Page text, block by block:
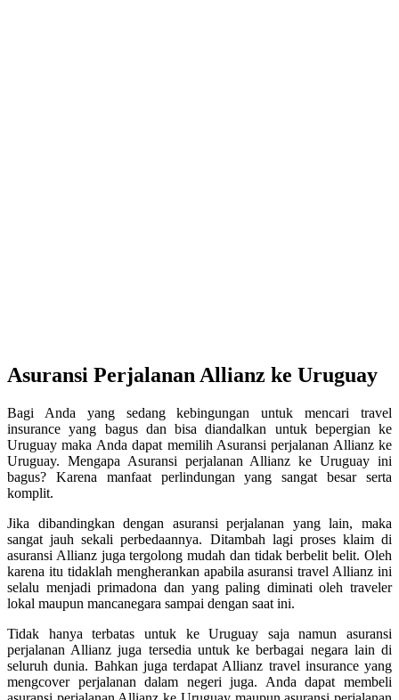
Asuransi Perjalanan Allianz ke Uruguay
Bagi Anda yang sedang kebingungan untuk mencari travel
insurance yang bagus dan bisa diandalkan untuk bepergian ke
Uruguay maka Anda dapat memilih Asuransi perjalanan Allianz ke
Uruguay. Mengapa Asuransi perjalanan Allianz ke Uruguay ini
bagus? Karena manfaat perlindungan yang sangat besar serta
komplit.
Jika dibandingkan dengan asuransi perjalanan yang lain, maka
sangat jauh sekali perbedaannya. Ditambah lagi proses klaim di
asuransi Allianz juga tergolong mudah dan tidak berbelit belit. Oleh
karena itu tidaklah mengherankan apabila asuransi travel Allianz ini
selalu menjadi primadona dan yang paling diminati oleh traveler
lokal maupun mancanegara sampai dengan saat ini.
Tidak hanya terbatas untuk ke Uruguay saja namun asuransi
perjalanan Allianz juga tersedia untuk ke berbagai negara lain di
seluruh dunia. Bahkan juga terdapat Allianz travel insurance yang
mengcover perjalanan dalam negeri juga. Anda dapat membeli